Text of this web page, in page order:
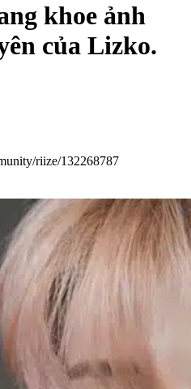
khoe ảnh
của Lizko.
riize/132268787